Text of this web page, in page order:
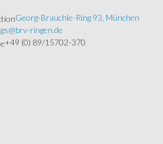
Georg-Brauchle-Ring 93, München
gs@brv-ringen.de
+49 (0) 89/15702-370